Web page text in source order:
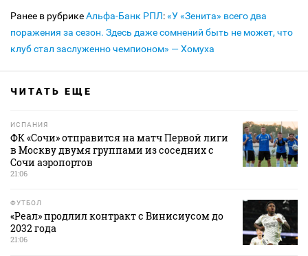
Ранее в рубрикеАльфа-Банк РПЛ:«У «Зенита» всего два
поражения за сезон. Здесь даже сомнений быть не может, что
клуб стал заслуженно чемпионом» — Хомуха
ЧИТАТЬ ЕЩЕ
ИСПАНИЯ
ФК «Сочи» отправится на матч Первой лиги
в Москву двумя группами из соседних с
Сочи аэропортов
21:06
ФУТБОЛ
«Реал» продлил контракт с Винисиусом до
2032 года
21:06